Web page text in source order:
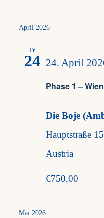
April 2026
Fr.
24
Phase 1 –
24. April
Die Boje
Hauptstraße
Austria
€750,00
Mai 2026